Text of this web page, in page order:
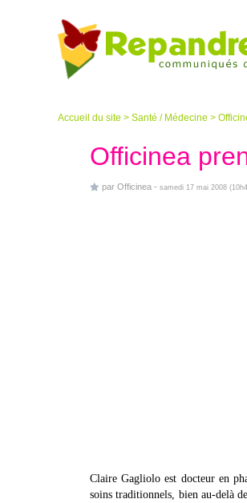
Accueil du site > Santé / Médecine >
Officinea
par Officinea - samedi 17 mai 2008
Claire Gagliolo est docteur en
soins traditionnels, bien au-delà